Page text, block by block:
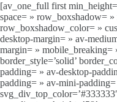
[av_one_full first
space= » row_boxshadow=
row_boxshadow_color= »
desktop-margin= » av-
margin= » mobile_breaking=
border_style=’solid’
padding= » av-desktop-
padding= » av-mini-